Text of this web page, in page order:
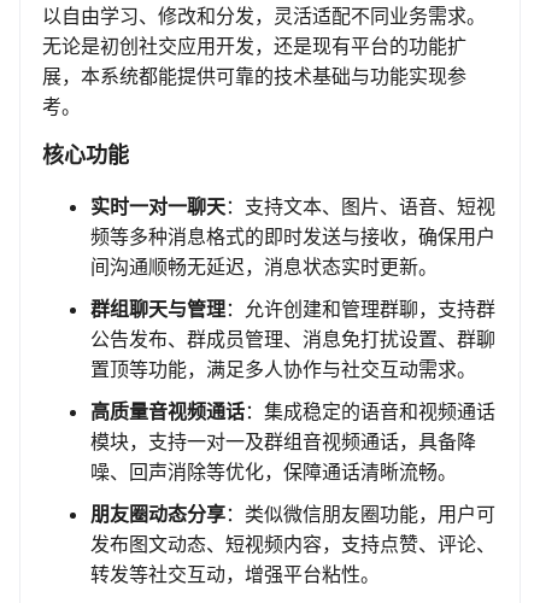
以自由学习、修改和分发，灵活适配不同业务需求。
无论是初创社交应用开发，还是现有平台的功能扩
展，本系统都能提供可靠的技术基础与功能实现参
考。
核心功能
实时一对一聊天：支持文本、图片、语音、短视
频等多种消息格式的即时发送与接收，确保用户
间沟通顺畅无延迟，消息状态实时更新。
群组聊天与管理：允许创建和管理群聊，支持群
公告发布、群成员管理、消息免打扰设置、群聊
置顶等功能，满足多人协作与社交互动需求。
高质量音视频通话：集成稳定的语音和视频通话
模块，支持一对一及群组音视频通话，具备降
噪、回声消除等优化，保障通话清晰流畅。
朋友圈动态分享：类似微信朋友圈功能，用户可
发布图文动态、短视频内容，支持点赞、评论、
转发等社交互动，增强平台粘性。